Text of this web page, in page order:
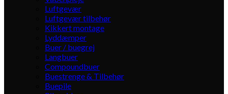
Luftgevær
Luftgevær tilbehør
Kikkert montage
Lyddæmper
Buer / buegrej
Langbuer
Compoundbuer
Buestrenge & Tilbehør
Buepile